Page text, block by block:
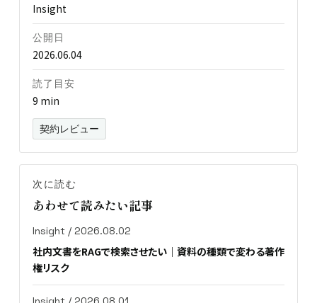
Insight
公開日
2026.06.04
読了目安
9 min
契約レビュー
次に読む
あわせて読みたい記事
Insight / 2026.08.02
社内文書をRAGで検索させたい｜資料の種類で変わる著作
権リスク